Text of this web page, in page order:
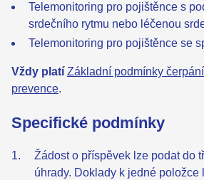
Telemonitoring pro pojištěnce s
srdečního rytmu nebo léčenou
Telemonitoring pro pojištěnce se
Vždy platí Základní podmínky
prevence.
Specifické podmínky
Žádost o příspěvek lze podat do
úhrady. Doklady k jedné položce